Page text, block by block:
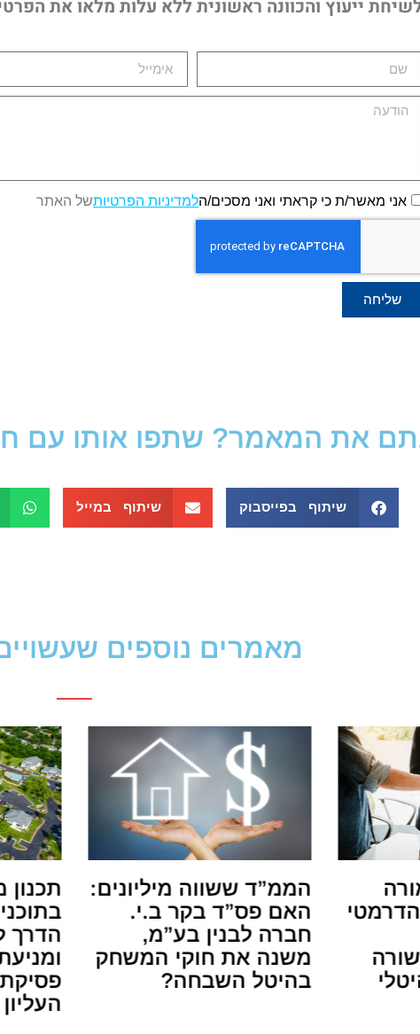
ייעוץ והכוונה ראשונית ללא עלות מלאו את
אני מאשר/ת כי קראתי ואני מסכים/הלמדיניות הפרטיותשל האתר
שליחה
את המאמר? שתפו אותו עם
שיתוף בפייסבוק שיתוף במייל
מאמרים נוספים
הממ”ד ששווה מיליונים:
האם פס”ד בקר ב.י.
חברה לבנין בע”מ,
משנה את חוקי המשחק
בהיטל השבחה?
הדרך
העליון